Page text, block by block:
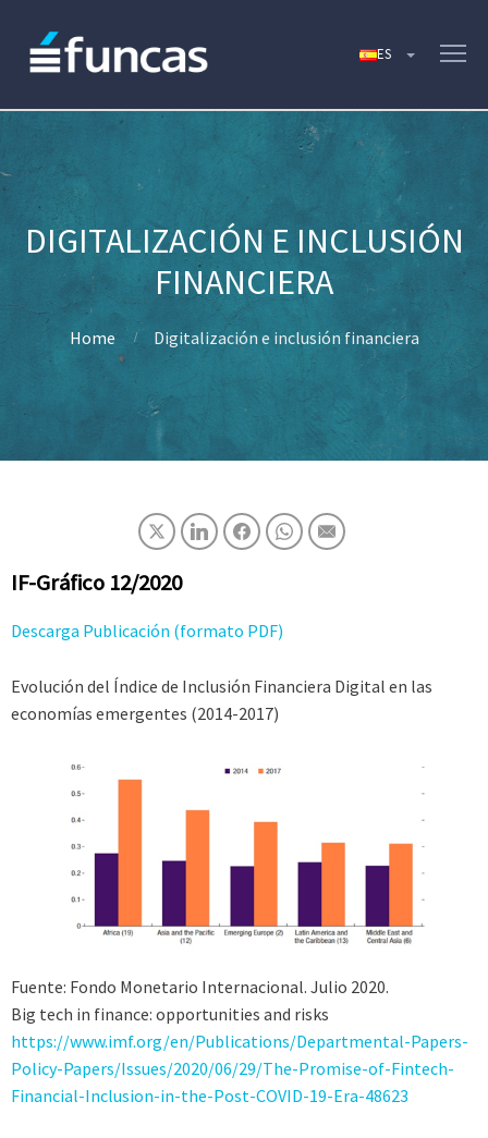
DIGITALIZACIÓN E INCLUSIÓN
FINANCIERA
Home Digitalización e inclusión financiera
IF-Gráfico 12/2020
Descarga Publicación (formato PDF)
Evolución del Índice de Inclusión Financiera Digital en las
economías emergentes (2014-2017)
Fuente: Fondo Monetario Internacional. Julio 2020.
Big tech in finance: opportunities and risks
https://www.imf.org/en/Publications/Departmental-Papers-
Policy-Papers/Issues/2020/06/29/The-Promise-of-Fintech-
Financial-Inclusion-in-the-Post-COVID-19-Era-48623